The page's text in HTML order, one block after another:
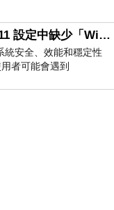
如何修復 Windows 11 設定中缺少「Windows 更新」？
統安全、效能和穩定性
者可能會遇到
中缺少「Windows 更